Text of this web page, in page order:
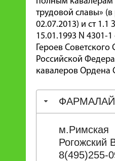
трудовой славы» (в
02.07.2013) и ст 1.1
15.01.1993 N 4301-1
Героев Советского
Российской
кавалеров Ордена
м.Римская
Рогожский
8(495)255-